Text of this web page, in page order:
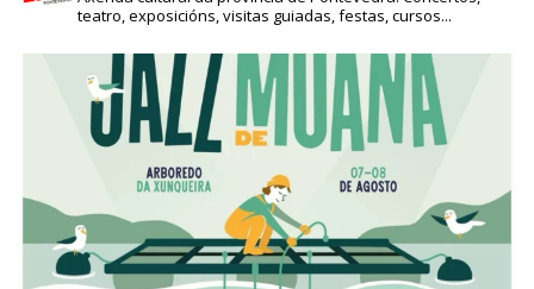
teatro, exposicións, visitas guiadas, festas, cursos...